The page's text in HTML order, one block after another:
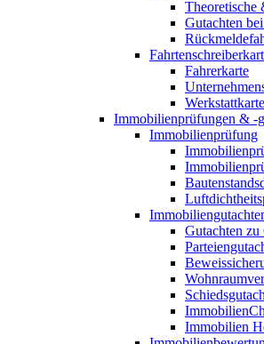
Theoretische
Gutachten
Fahrerkarte
Werkstattkarte
Immobilienprüfungen & -
Immobilienprüfung
Gutachten zu
Immobilien